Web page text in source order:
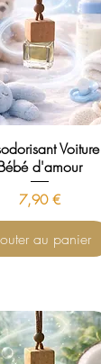
Voiture
d'amour
Prix
7,90 €
au panier